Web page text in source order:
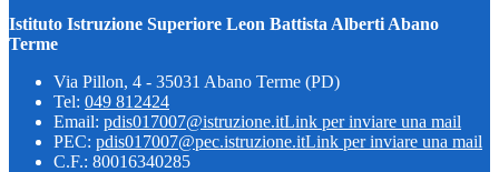
Istituto Istruzione Superiore Leon Battista Alberti Abano
Terme
Via Pillon, 4 - 35031 Abano Terme (PD)
Tel: 049 812424
Email: pdis017007@istruzione.itLink per inviare una mail
PEC: pdis017007@pec.istruzione.itLink per inviare una mail
C.F.: 80016340285